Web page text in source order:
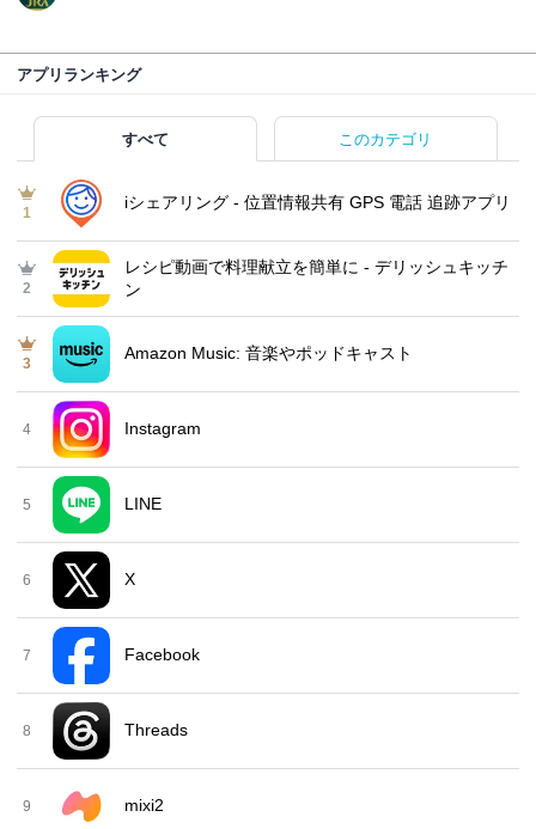
アプリランキング
すべて このカテゴリ
1
iシェアリング - 位置情報共有 GPS 電話 追跡アプリ
2
レシピ動画で料理献立を簡単‪に - デリッシュキッチ
ン
3
Amazon Music: 音楽やポッドキャスト
4 Instagram
5 LINE
6 X
7 Facebook
8 Threads
9 mixi2